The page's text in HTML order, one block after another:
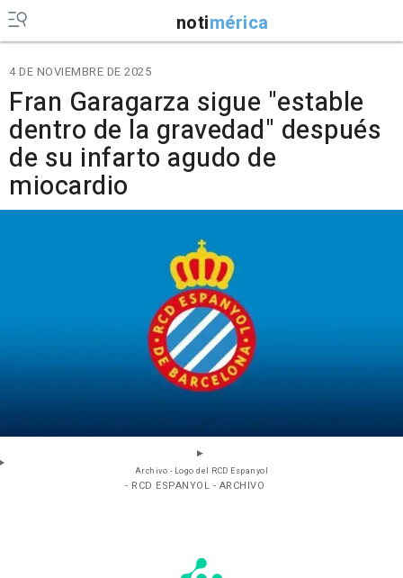
notimérica
4 DE NOVIEMBRE DE 2025
Fran Garagarza sigue "estable
dentro de la gravedad" después
de su infarto agudo de
miocardio
Archivo - Logo del RCD Espanyol
- RCD ESPANYOL - ARCHIVO